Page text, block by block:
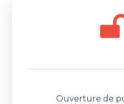
Ouverture de